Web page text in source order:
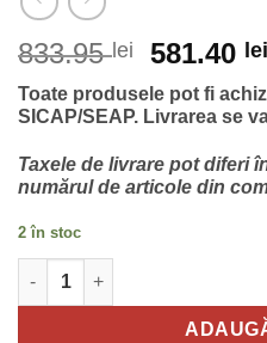
833.95 lei
Prețul
inițial
a
833.95
581.40 lei
Toate produsele pot fi
SICAP/SEAP. Livrarea se
Taxele de livrare pot diferi
numărul de articole din
2 în stoc